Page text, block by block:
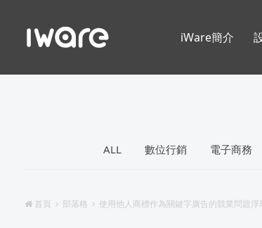
ALL 數位行銷 電子商務
首頁 部落格 使用他人商標作為關鍵字廣告的競業問題浮